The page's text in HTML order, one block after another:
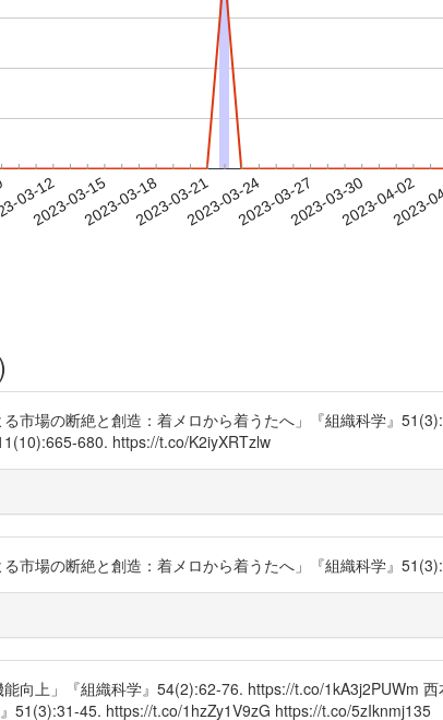
03-12
2023-03-152023-03-182023-03-212023-03-242023-03-272023-03-302023-04-02
2023-
市場の断絶と創造：着メロから着うたへ」『組織科学』
680. https://t.co/K2iyXRTzlw
市場の断絶と創造：着メロから着うたへ」『組織科学』
向上」『組織科学』54(2):62-76. https://t.co/1kA3j2PUWm
51(3):31-45. https://t.co/1hzZy1V9zG https://t.co/5zIknmj135